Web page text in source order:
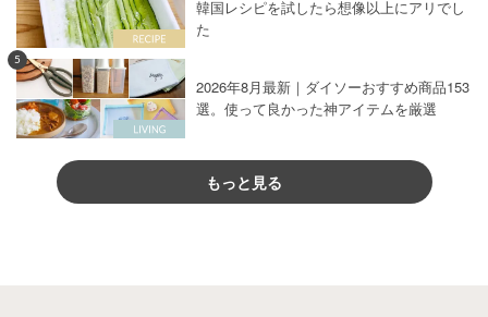
韓国レシピを試したら想像以上にアリでし
た
5
2026年8月最新｜ダイソーおすすめ商品153
選。使って良かった神アイテムを厳選
もっと見る